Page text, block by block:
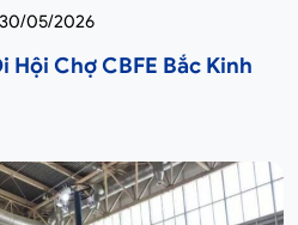
30/05/2026
Hội Chợ CBFE Bắc Kinh